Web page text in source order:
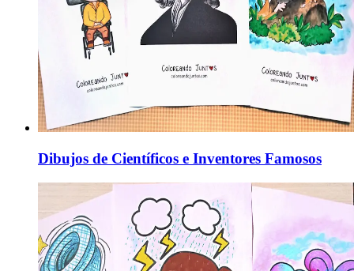
Dibujos de Científicos e Inventores Famosos